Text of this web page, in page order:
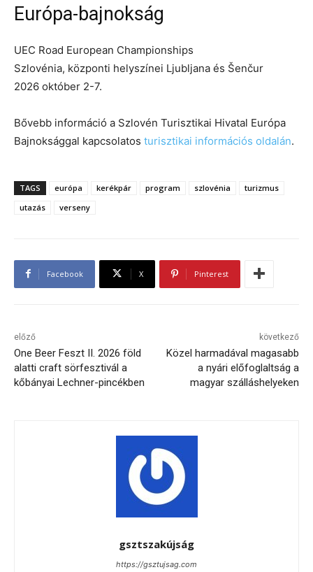
Európa-bajnokság
UEC Road European Championships
Szlovénia, központi helyszínei Ljubljana és Šenčur
2026 október 2-7.
Bővebb információ a Szlovén Turisztikai Hivatal Európa
Bajnoksággal kapcsolatos turisztikai információs oldalán.
TAGS európa kerékpár program szlovénia
turizmus
utazás
verseny
Facebook X Pinterest
előző
One Beer Feszt II. 2026 föld
alatti craft sörfesztivál a
kőbányai Lechner-pincékben
következő
Közel harmadával magasabb
a nyári előfoglaltság a
magyar szálláshelyeken
gsztszakújság
https://gsztujsag.com